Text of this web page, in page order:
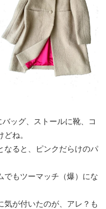
ッグ、ストールに靴、コ
ね。
なると、ピンクだらけのパ
でもツーマッチ（爆）にな
気が付いたのが、アレ？も